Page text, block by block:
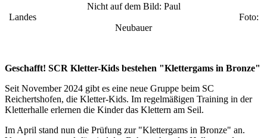
Nicht auf dem Bild: Paul
Landes Foto:
Neubauer
Geschafft! SCR Kletter-Kids bestehen "Klettergams in Bronze"
Seit November 2024 gibt es eine neue Gruppe beim SC
Reichertshofen, die Kletter-Kids. Im regelmäßigen Training in der
Kletterhalle erlernen die Kinder das Klettern am Seil.
Im April stand nun die Prüfung zur "Klettergams in Bronze" an.